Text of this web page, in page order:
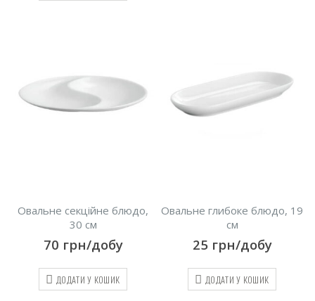
Овальне секційне блюдо,
30 см
70 грн/добу
ДОДАТИ У КОШИК
Овальне глибоке блюдо, 19
см
25 грн/добу
ДОДАТИ У КОШИК